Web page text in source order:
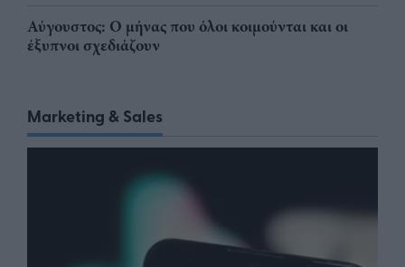
Αύγουστος: Ο μήνας που όλοι κοιμούνται και οι
έξυπνοι σχεδιάζουν
Marketing & Sales